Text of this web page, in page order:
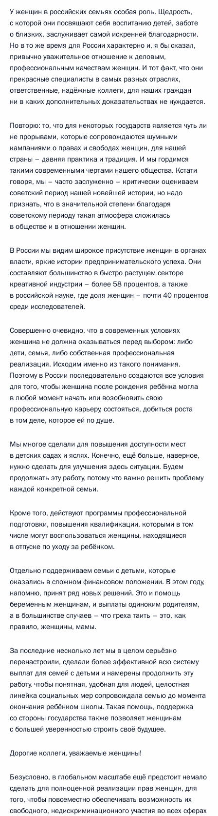
У женщин в российских семьях особая роль. Щедрость,
с которой они посвящают себя воспитанию детей, заботе
о близких, заслуживает самой искренней благодарности.
Но в то же время для России характерно и, я бы сказал,
привычно уважительное отношение к деловым,
профессиональным качествам женщин. И тот факт, что они
прекрасные специалисты в самых разных отраслях,
ответственные, надёжные коллеги, для наших граждан
ни в каких дополнительных доказательствах не нуждается.
Повторю: то, что для некоторых государств является чуть ли
не прорывами, которые сопровождаются шумными
кампаниями о правах и свободах женщин, для нашей
страны – давняя практика и традиция. И мы гордимся
такими современными чертами нашего общества. Кстати
говоря, мы – часто заслуженно – критически оцениваем
советский период нашей новейшей истории, но надо
признать, что в значительной степени благодаря
советскому периоду такая атмосфера сложилась
в обществе и в отношении женщин.
В России мы видим широкое присутствие женщин в органах
власти, яркие истории предпринимательского успеха. Они
составляют большинство в быстро растущем секторе
креативной индустрии – более 58 процентов, а также
в российской науке, где доля женщин – почти 40 процентов
среди исследователей.
Совершенно очевидно, что в современных условиях
женщина не должна оказываться перед выбором: либо
дети, семья, либо собственная профессиональная
реализация. Исходим именно из такого понимания.
Поэтому в России последовательно создаются все условия
для того, чтобы женщина после рождения ребёнка могла
в любой момент начать или возобновить свою
профессиональную карьеру, состояться, добиться роста
в том деле, которое ей по душе.
Мы многое сделали для повышения доступности мест
в детских садах и яслях. Конечно, ещё больше, наверное,
нужно сделать для улучшения здесь ситуации. Будем
продолжать эту работу, потому что важно решить проблему
каждой конкретной семьи.
Кроме того, действуют программы профессиональной
подготовки, повышения квалификации, которыми в том
числе могут воспользоваться женщины, находящиеся
в отпуске по уходу за ребёнком.
Отдельно поддерживаем семьи с детьми, которые
оказались в сложном финансовом положении. В этом году,
напомню, принят ряд новых решений. Это и помощь
беременным женщинам, и выплаты одиноким родителям,
а в большинстве случаев – что греха таить – это, как
правило, женщины, мамы.
За последние несколько лет мы в целом серьёзно
перенастроили, сделали более эффективной всю систему
выплат для семей с детьми и намерены продолжить эту
работу, чтобы понятная, удобная для людей, целостная
линейка социальных мер сопровождала семью до момента
окончания ребёнком школы. Такая помощь, поддержка
со стороны государства также позволяет женщинам
с большей уверенностью строить своё будущее.
Дорогие коллеги, уважаемые женщины!
Безусловно, в глобальном масштабе ещё предстоит немало
сделать для полноценной реализации прав женщин, для
того, чтобы повсеместно обеспечивать возможность их
свободного, недискриминационного участия во всех сферах